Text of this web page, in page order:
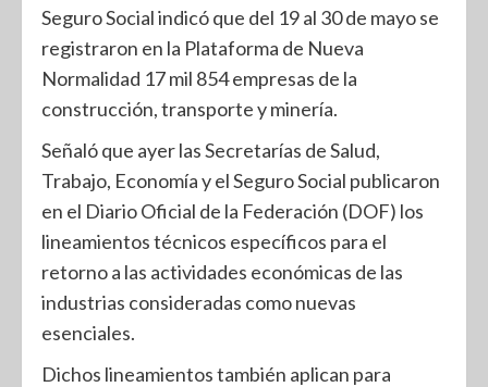
Seguro Social indicó que del 19 al 30 de mayo se
registraron en la Plataforma de Nueva
Normalidad 17 mil 854 empresas de la
construcción, transporte y minería.
Señaló que ayer las Secretarías de Salud,
Trabajo, Economía y el Seguro Social publicaron
en el Diario Oficial de la Federación (DOF) los
lineamientos técnicos específicos para el
retorno a las actividades económicas de las
industrias consideradas como nuevas
esenciales.
Dichos lineamientos también aplican para